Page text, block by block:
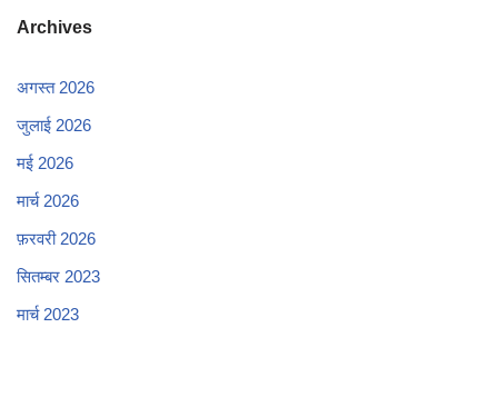
Archives
अगस्त 2026
जुलाई 2026
मई 2026
मार्च 2026
फ़रवरी 2026
सितम्बर 2023
मार्च 2023